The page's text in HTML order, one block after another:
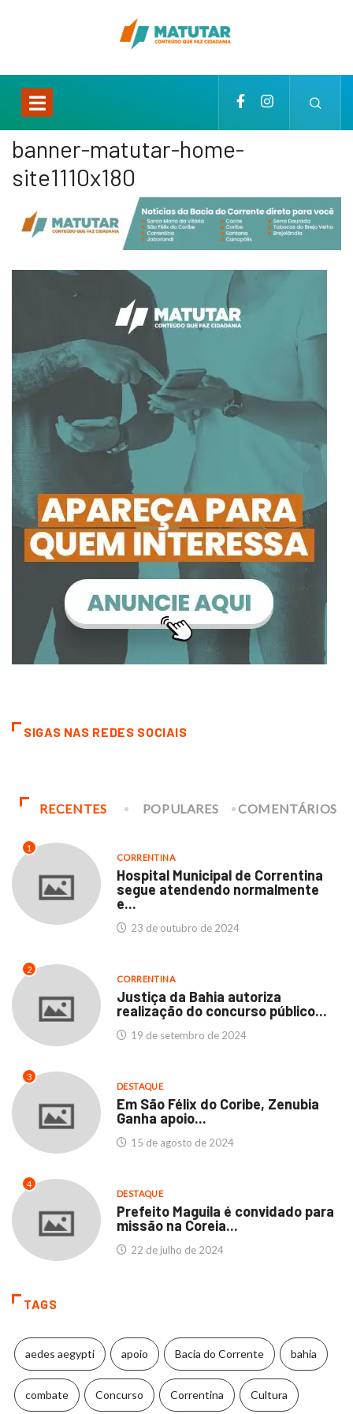
banner-matutar-home-
site1110x180
SIGAS NAS REDES SOCIAIS
RECENTES POPULARES COMENTÁRIOS
1
CORRENTINA
Hospital Municipal de Correntina
segue atendendo normalmente
e...
23 de outubro de 2024
2
CORRENTINA
Justiça da Bahia autoriza
realização do concurso público...
19 de setembro de 2024
3
DESTAQUE
Em São Félix do Coribe, Zenubia
Ganha apoio...
15 de agosto de 2024
4
DESTAQUE
Prefeito Maguila é convidado para
missão na Coreia...
22 de julho de 2024
TAGS
aedes aegypti apoio Bacia do Corrente bahia
combate Concurso Correntina Cultura